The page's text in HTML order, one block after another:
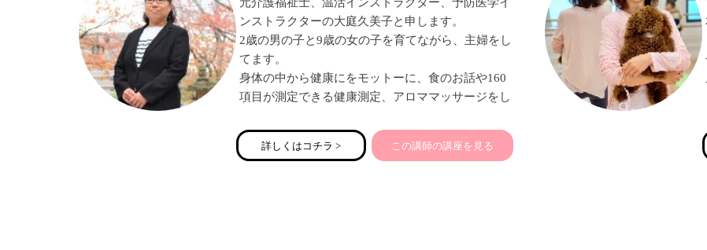
元介護福祉士、温活インストラクター、予防医学イ
ンストラクターの大庭久美子と申します。
2歳の男の子と9歳の女の子を育てながら、主婦をし
てます。
身体の中から健康にをモットーに、食のお話や160
項目が測定できる健康測定、アロママッサージをし
宜しくお願い致します♡
詳しくはコチラ > この講師の講座を見る